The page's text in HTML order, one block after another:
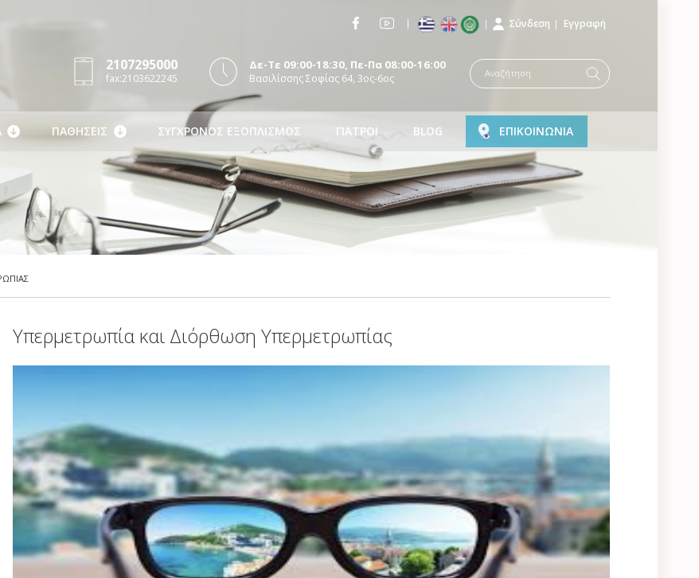
Εγγραφή
Σύνδεση
Δε-Τε 09:00-18:30, Πε-Πα 08:00-16:00
Βασιλίσσης Σοφίας 64, 3ος-6ος
2107295000
fax:2103622245
ΠΑΘΗΣΕΙΣ ΣΥΓΧΡΟΝΟΣ ΕΞΟΠΛΙΣΜΟΣ ΓΙΑΤΡΟΙ BLOG ΕΠΙΚΟΙΝΩΝΙΑ
Υπερμετρωπία και Διόρθωση Υπερμετρωπίας